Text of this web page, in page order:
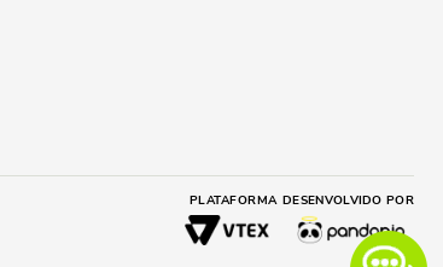
PLATAFORMA DESENVOLVIDO POR